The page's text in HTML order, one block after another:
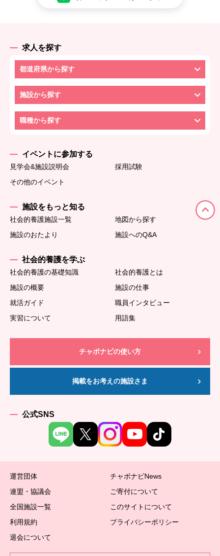
求人を探す
都道府県から探す
施設から探す
職種から探す
イベントに参加する
見学会&施設説明会
採用試験
その他のイベント
施設をもっと知る
社会的養護施設一覧
地図から探す
施設のおたより
施設へのQ&A
社会的養護を学ぶ
社会的養護の基礎知識
社会的養護とは
施設の概要
施設の仕事
就活ガイド
職員インタビュー
実習について
用語集
チャボナビの使い方
掲載をお考えの施設さま
公式SNS
運営団体
チャボナビNews
連盟・協議会
ご寄付について
全国施設一覧
このサイトについて
利用規約
プライバシーポリシー
退会について